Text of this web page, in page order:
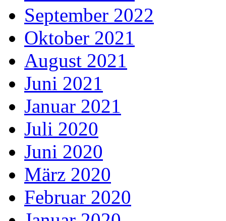
September 2022
Oktober 2021
August 2021
Juni 2021
Januar 2021
Juli 2020
Juni 2020
März 2020
Februar 2020